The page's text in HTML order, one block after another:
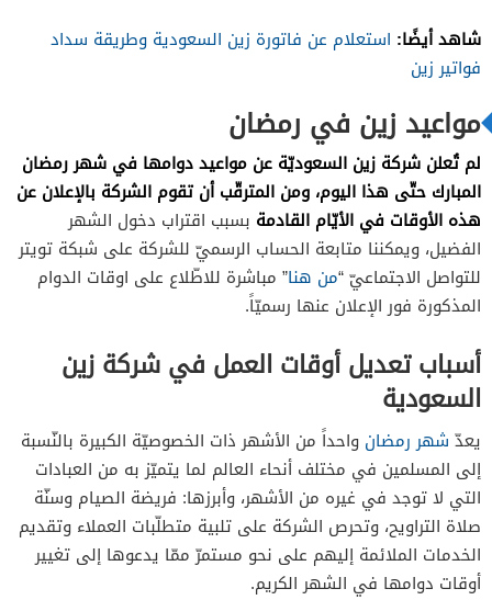
شاهد أيضًا: استعلام عن فاتورة زين السعودية وطريقة سداد
فواتير زين
مواعيد زين في رمضان
لم تُعلن شركة زين السعوديّة عن مواعيد دوامها في شهر رمضان
المبارك حتّى هذا اليوم، ومن المترقّب أن تقوم الشركة بالإعلان عن
هذه الأوقات في الأيّام القادمة بسبب اقتراب دخول الشهر
الفضيل، ويمكننا متابعة الحساب الرسميّ للشركة على شبكة تويتر
للتواصل الاجتماعيّ “من هنا” مباشرة للاطّلاع على اوقات الدوام
المذكورة فور الإعلان عنها رسميّاً.
أسباب تعديل أوقات العمل في شركة زين
السعودية
يعدّ شهر رمضان واحداً من الأشهر ذات الخصوصيّة الكبيرة بالنّسبة
إلى المسلمين في مختلف أنحاء العالم لما يتميّز به من العبادات
التي لا توجد في غيره من الأشهر، وأبرزها: فريضة الصيام وسنّة
صلاة التراويح، وتحرص الشركة على تلبية متطلّبات العملاء وتقديم
الخدمات الملائمة إليهم على نحو مستمرّ ممّا يدعوها إلى تغيير
أوقات دوامها في الشهر الكريم.